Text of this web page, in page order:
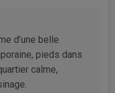
d’une belle
pieds dans
calme,